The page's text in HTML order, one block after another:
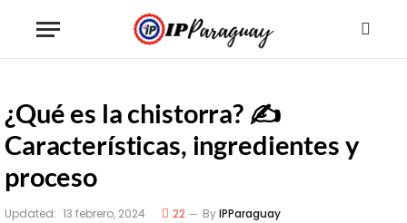
¿Qué es la chistorra? ✍
Características, ingredientes y
proceso
Updated: 13 febrero, 2024 22 ByIPParaguay